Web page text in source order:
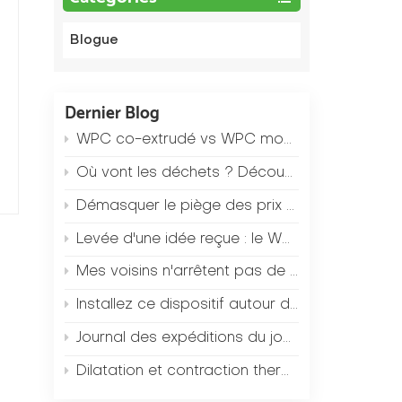
Blogue
Dernier Blog
WPC co-extrudé vs WPC monocouche standard : quelle est la différence de prix et comment choisir ?
Où vont les déchets ? Découvrez le système de recyclage « zéro déchet » de notre usine.
Démasquer le piège des prix bas : pourquoi les panneaux WPC, pourtant 2 $ moins chers au mètre carré, finissent-ils par coûter 20 $ de plus aux entrepreneurs en frais après-vente ?
Levée d'une idée reçue : le WPC est-il vraiment impossible à couper ?
Mes voisins n'arrêtent pas de me demander : Où avez-vous acheté cette clôture de jardin ? (Une solution économique en WPC)
Installez ce dispositif autour de votre piscine pour réduire de 90 % le risque de glissade chez les enfants (résultats des tests antidérapants).
Journal des expéditions du jour : Comment un conteneur de 40 pieds a-t-il pu être rempli de revêtement de sol WPC en seulement 2 heures ?
Dilatation et contraction thermiques des revêtements de sol composites bois-plastique : le coût réel de 3 erreurs d’installation